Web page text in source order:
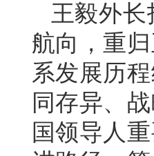
王毅外
航向，重
系发展历
同存异、
国领导人